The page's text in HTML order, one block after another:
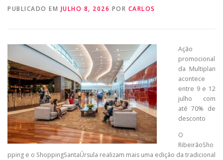
PUBLICADO EM JULHO 8, 2026 POR CARLOS
Ação
promocional
da Multiplan
acontece
entre 9 e 12
julho com
até 70% de
desconto
O
RibeirãoSho
pping e o ShoppingSantaÚrsula realizam mais uma edição da tradicional